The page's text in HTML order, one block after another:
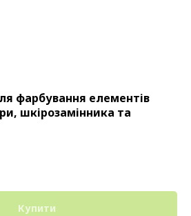
фарбування елементів
шкірозамінника та
Купити